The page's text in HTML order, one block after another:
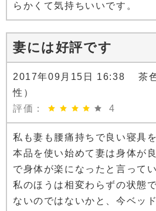
らかくて気持ちいいです。
妻には好評です
2017年09月15日 16:38 茶
性）
評価：
4
私も妻も腰痛持ちで良い寝具
本品を使い始めて妻は身体が
で身体が楽になったと言ってい
私のほうは相変わらずの状態
ないのではないかと、今ベッ